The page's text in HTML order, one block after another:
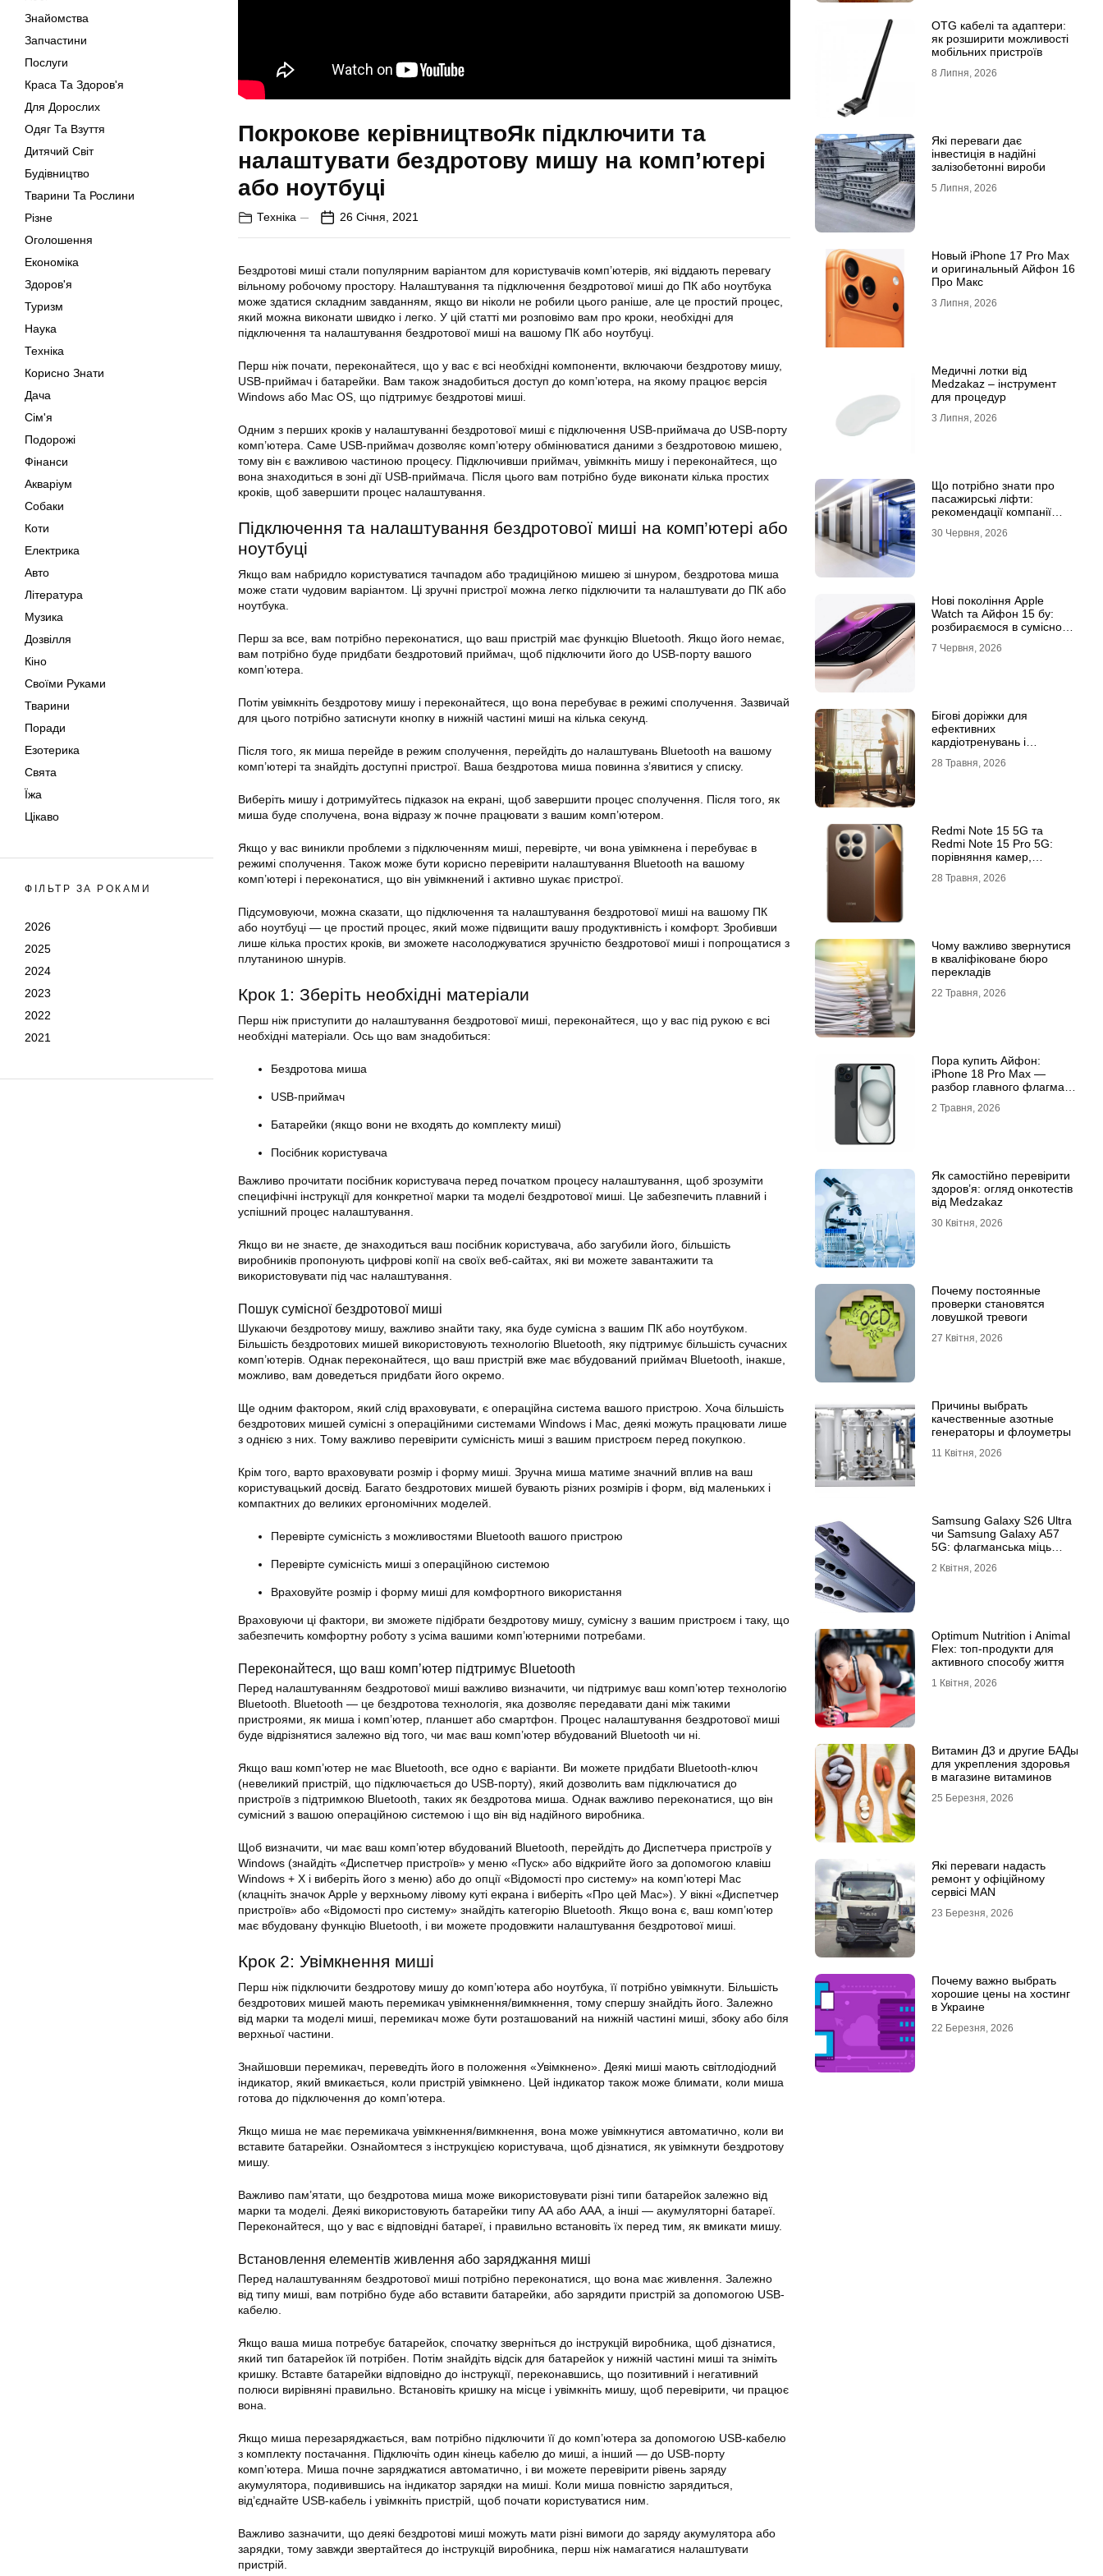
Знайомства
Запчастини
Послуги
Краса Та Здоров'я
Для Дорослих
Одяг Та Взуття
Дитячий Світ
Будівництво
Тварини Та Рослини
Різне
Оголошення
Економіка
Здоров'я
Туризм
Наука
Техніка
Корисно Знати
Дача
Сім'я
Подорожі
Фінанси
Акваріум
Собаки
Коти
Електрика
Авто
Література
Музика
Дозвілля
Кіно
Своїми Руками
Тварини
Поради
Езотерика
Свята
Їжа
Цікаво
ФІЛЬТР ЗА РОКАМИ
2026
2025
2024
2023
2022
2021
Покрокове керівництвоЯк підключити та
налаштувати бездротову мишу на комп’ютері
або ноутбуці
Техніка 26 Січня, 2021
Бездротові миші стали популярним варіантом для користувачів комп’ютерів, які віддають перевагу
вільному робочому простору. Налаштування та підключення бездротової миші до ПК або ноутбука
може здатися складним завданням, якщо ви ніколи не робили цього раніше, але це простий процес,
який можна виконати швидко і легко. У цій статті ми розповімо вам про кроки, необхідні для
підключення та налаштування бездротової миші на вашому ПК або ноутбуці.
Перш ніж почати, переконайтеся, що у вас є всі необхідні компоненти, включаючи бездротову мишу,
USB-приймач і батарейки. Вам також знадобиться доступ до комп’ютера, на якому працює версія
Windows або Mac OS, що підтримує бездротові миші.
Одним з перших кроків у налаштуванні бездротової миші є підключення USB-приймача до USB-порту
комп’ютера. Саме USB-приймач дозволяє комп’ютеру обмінюватися даними з бездротовою мишею,
тому він є важливою частиною процесу. Підключивши приймач, увімкніть мишу і переконайтеся, що
вона знаходиться в зоні дії USB-приймача. Після цього вам потрібно буде виконати кілька простих
кроків, щоб завершити процес налаштування.
Підключення та налаштування бездротової миші на комп’ютері або
ноутбуці
Якщо вам набридло користуватися тачпадом або традиційною мишею зі шнуром, бездротова миша
може стати чудовим варіантом. Ці зручні пристрої можна легко підключити та налаштувати до ПК або
ноутбука.
Перш за все, вам потрібно переконатися, що ваш пристрій має функцію Bluetooth. Якщо його немає,
вам потрібно буде придбати бездротовий приймач, щоб підключити його до USB-порту вашого
комп’ютера.
Потім увімкніть бездротову мишу і переконайтеся, що вона перебуває в режимі сполучення. Зазвичай
для цього потрібно затиснути кнопку в нижній частині миші на кілька секунд.
Після того, як миша перейде в режим сполучення, перейдіть до налаштувань Bluetooth на вашому
комп’ютері та знайдіть доступні пристрої. Ваша бездротова миша повинна з’явитися у списку.
Виберіть мишу і дотримуйтесь підказок на екрані, щоб завершити процес сполучення. Після того, як
миша буде сполучена, вона відразу ж почне працювати з вашим комп’ютером.
Якщо у вас виникли проблеми з підключенням миші, перевірте, чи вона увімкнена і перебуває в
режимі сполучення. Також може бути корисно перевірити налаштування Bluetooth на вашому
комп’ютері і переконатися, що він увімкнений і активно шукає пристрої.
Підсумовуючи, можна сказати, що підключення та налаштування бездротової миші на вашому ПК
або ноутбуці — це простий процес, який може підвищити вашу продуктивність і комфорт. Зробивши
лише кілька простих кроків, ви зможете насолоджуватися зручністю бездротової миші і попрощатися з
плутаниною шнурів.
Крок 1: Зберіть необхідні матеріали
Перш ніж приступити до налаштування бездротової миші, переконайтеся, що у вас під рукою є всі
необхідні матеріали. Ось що вам знадобиться:
Бездротова миша
USB-приймач
Батарейки (якщо вони не входять до комплекту миші)
Посібник користувача
Важливо прочитати посібник користувача перед початком процесу налаштування, щоб зрозуміти
специфічні інструкції для конкретної марки та моделі бездротової миші. Це забезпечить плавний і
успішний процес налаштування.
Якщо ви не знаєте, де знаходиться ваш посібник користувача, або загубили його, більшість
виробників пропонують цифрові копії на своїх веб-сайтах, які ви можете завантажити та
використовувати під час налаштування.
Пошук сумісної бездротової миші
Шукаючи бездротову мишу, важливо знайти таку, яка буде сумісна з вашим ПК або ноутбуком.
Більшість бездротових мишей використовують технологію Bluetooth, яку підтримує більшість сучасних
комп’ютерів. Однак переконайтеся, що ваш пристрій вже має вбудований приймач Bluetooth, інакше,
можливо, вам доведеться придбати його окремо.
Ще одним фактором, який слід враховувати, є операційна система вашого пристрою. Хоча більшість
бездротових мишей сумісні з операційними системами Windows і Mac, деякі можуть працювати лише
з однією з них. Тому важливо перевірити сумісність миші з вашим пристроєм перед покупкою.
Крім того, варто враховувати розмір і форму миші. Зручна миша матиме значний вплив на ваш
користувацький досвід. Багато бездротових мишей бувають різних розмірів і форм, від маленьких і
компактних до великих ергономічних моделей.
Перевірте сумісність з можливостями Bluetooth вашого пристрою
Перевірте сумісність миші з операційною системою
Враховуйте розмір і форму миші для комфортного використання
Враховуючи ці фактори, ви зможете підібрати бездротову мишу, сумісну з вашим пристроєм і таку, що
забезпечить комфортну роботу з усіма вашими комп’ютерними потребами.
Переконайтеся, що ваш комп’ютер підтримує Bluetooth
Перед налаштуванням бездротової миші важливо визначити, чи підтримує ваш комп’ютер технологію
Bluetooth. Bluetooth — це бездротова технологія, яка дозволяє передавати дані між такими
пристроями, як миша і комп’ютер, планшет або смартфон. Процес налаштування бездротової миші
буде відрізнятися залежно від того, чи має ваш комп’ютер вбудований Bluetooth чи ні.
Якщо ваш комп’ютер не має Bluetooth, все одно є варіанти. Ви можете придбати Bluetooth-ключ
(невеликий пристрій, що підключається до USB-порту), який дозволить вам підключатися до
пристроїв з підтримкою Bluetooth, таких як бездротова миша. Однак важливо переконатися, що він
сумісний з вашою операційною системою і що він від надійного виробника.
Щоб визначити, чи має ваш комп’ютер вбудований Bluetooth, перейдіть до Диспетчера пристроїв у
Windows (знайдіть «Диспетчер пристроїв» у меню «Пуск» або відкрийте його за допомогою клавіш
Windows + X і виберіть його з меню) або до опції «Відомості про систему» на комп’ютері Mac
(клацніть значок Apple у верхньому лівому куті екрана і виберіть «Про цей Mac»). У вікні «Диспетчер
пристроїв» або «Відомості про систему» знайдіть категорію Bluetooth. Якщо вона є, ваш комп’ютер
має вбудовану функцію Bluetooth, і ви можете продовжити налаштування бездротової миші.
Крок 2: Увімкнення миші
Перш ніж підключити бездротову мишу до комп’ютера або ноутбука, її потрібно увімкнути. Більшість
бездротових мишей мають перемикач увімкнення/вимкнення, тому спершу знайдіть його. Залежно
від марки та моделі миші, перемикач може бути розташований на нижній частині миші, збоку або біля
верхньої частини.
Знайшовши перемикач, переведіть його в положення «Увімкнено». Деякі миші мають світлодіодний
індикатор, який вмикається, коли пристрій увімкнено. Цей індикатор також може блимати, коли миша
готова до підключення до комп’ютера.
Якщо миша не має перемикача увімкнення/вимкнення, вона може увімкнутися автоматично, коли ви
вставите батарейки. Ознайомтеся з інструкцією користувача, щоб дізнатися, як увімкнути бездротову
мишу.
Важливо пам’ятати, що бездротова миша може використовувати різні типи батарейок залежно від
марки та моделі. Деякі використовують батарейки типу АА або ААА, а інші — акумуляторні батареї.
Переконайтеся, що у вас є відповідні батареї, і правильно встановіть їх перед тим, як вмикати мишу.
Встановлення елементів живлення або заряджання миші
Перед налаштуванням бездротової миші потрібно переконатися, що вона має живлення. Залежно
від типу миші, вам потрібно буде або вставити батарейки, або зарядити пристрій за допомогою USB-
кабелю.
Якщо ваша миша потребує батарейок, спочатку зверніться до інструкцій виробника, щоб дізнатися,
який тип батарейок їй потрібен. Потім знайдіть відсік для батарейок у нижній частині миші та зніміть
кришку. Вставте батарейки відповідно до інструкції, переконавшись, що позитивний і негативний
полюси вирівняні правильно. Встановіть кришку на місце і увімкніть мишу, щоб перевірити, чи працює
вона.
Якщо миша перезаряджається, вам потрібно підключити її до комп’ютера за допомогою USB-кабелю
з комплекту постачання. Підключіть один кінець кабелю до миші, а інший — до USB-порту
комп’ютера. Миша почне заряджатися автоматично, і ви можете перевірити рівень заряду
акумулятора, подивившись на індикатор зарядки на миші. Коли миша повністю зарядиться,
від’єднайте USB-кабель і увімкніть пристрій, щоб почати користуватися ним.
Важливо зазначити, що деякі бездротові миші можуть мати різні вимоги до заряду акумулятора або
зарядки, тому завжди звертайтеся до інструкцій виробника, перш ніж намагатися налаштувати
пристрій.
OTG кабелі та адаптери:
як розширити можливості
мобільних пристроїв
8 Липня, 2026
Які переваги дає
інвестиція в надійні
залізобетонні вироби
5 Липня, 2026
Новый iPhone 17 Pro Max
и оригинальный Айфон 16
Про Макс
3 Липня, 2026
Медичні лотки від
Medzakaz – інструмент
для процедур
3 Липня, 2026
Що потрібно знати про
пасажирські ліфти:
рекомендації компанії
30 Червня, 2026
Нові покоління Apple
Watch та Айфон 15 бу:
розбираємося в сумісності
екосистеми
7 Червня, 2026
Бігові доріжки для
ефективних
кардіотренувань і
способу життя
28 Травня, 2026
Redmi Note 15 5G та
Redmi Note 15 Pro 5G:
порівняння камер,
продуктивності
28 Травня, 2026
Чому важливо звернутися
в кваліфіковане бюро
перекладів
22 Травня, 2026
Пора купить Айфон:
iPhone 18 Pro Max —
разбор главного флагмана
2 Травня, 2026
Як самостійно перевірити
здоров’я: огляд онкотестів
від Medzakaz
30 Квітня, 2026
Почему постоянные
проверки становятся
ловушкой тревоги
27 Квітня, 2026
Причины выбрать
качественные азотные
генераторы и флоуметры
11 Квітня, 2026
Samsung Galaxy S26 Ultra
чи Samsung Galaxy A57
5G: флагманська міць
2 Квітня, 2026
Optimum Nutrition і Animal
Flex: топ-продукти для
активного способу життя
1 Квітня, 2026
Витамин Д3 и другие БАДы
для укрепления здоровья
в магазине витаминов
25 Березня, 2026
Які переваги надасть
ремонт у офіційному
сервісі MAN
23 Березня, 2026
Почему важно выбрать
хорошие цены на хостинг
в Украине
22 Березня, 2026